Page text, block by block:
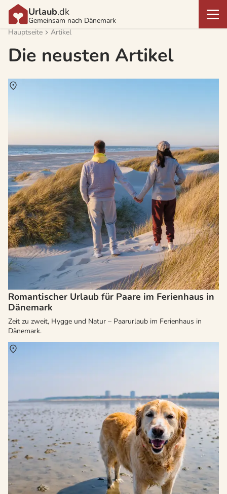
Urlaub.dk
Gemeinsam nach Dänemark
Hauptseite
Artikel
Die neusten Artikel
Romantischer Urlaub für Paare im Ferienhaus in
Dänemark
Zeit zu zweit, Hygge und Natur – Paarurlaub im Ferienhaus in
Dänemark.